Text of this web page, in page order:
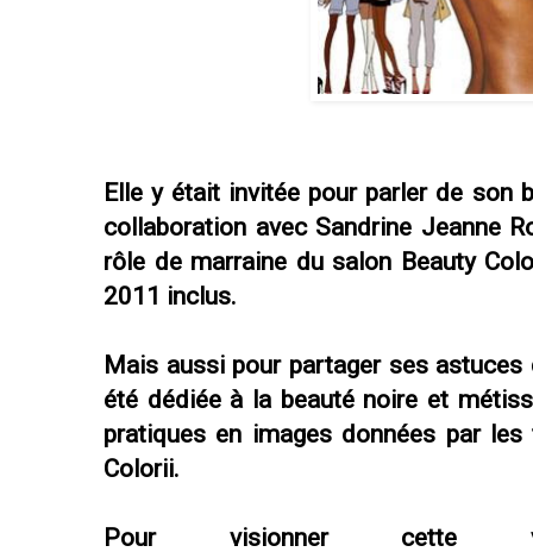
Elle y était invitée pour parler de son
collaboration avec Sandrine Jeanne
rôle de marraine du salon Beauty
2011 inclus.
Mais aussi pour partager ses
été dédiée à la beauté noire et
pratiques en images données par
Colorii.
Pour visionner